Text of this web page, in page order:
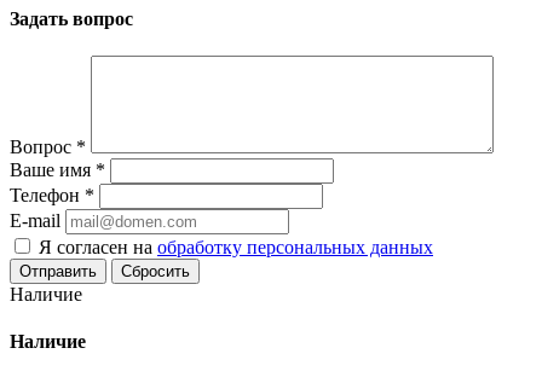
Задать вопрос
Вопрос *
Ваше имя *
Телефон *
E-mail
Я согласен на обработку персональных данных
Сбросить
Наличие
Наличие